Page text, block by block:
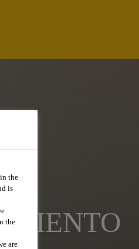
the
is
the
are